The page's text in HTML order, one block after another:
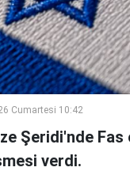
Cumartesi 10:42
Şeridi'nde
verdi.